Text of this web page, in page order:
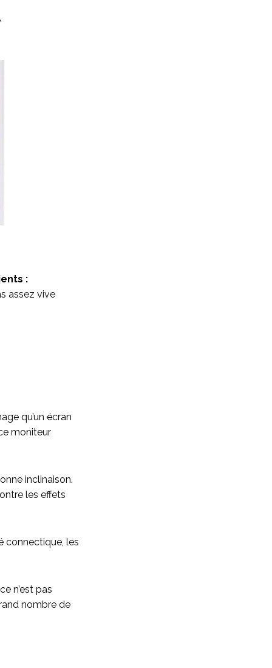
:
assez vive
qu’un écran
moniteur
inclinaison.
les effets
connectique, les
n’est pas
nombre de